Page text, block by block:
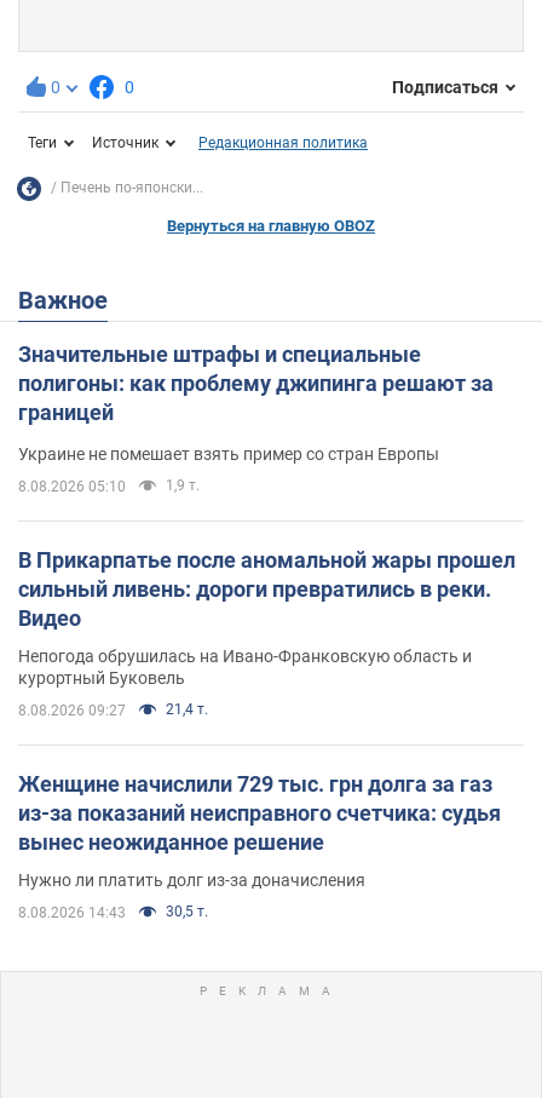
0 0 Подписаться
Теги Источник Редакционная политика
Печень по-японски...
Вернуться на главную OBOZ
Важное
Значительные штрафы и специальные
полигоны: как проблему джипинга решают за
границей
Украине не помешает взять пример со стран Европы
8.08.2026 05:10 1,9 т.
В Прикарпатье после аномальной жары прошел
сильный ливень: дороги превратились в реки.
Видео
Непогода обрушилась на Ивано-Франковскую область и
курортный Буковель
8.08.2026 09:27 21,4 т.
Женщине начислили 729 тыс. грн долга за газ
из-за показаний неисправного счетчика: судья
вынес неожиданное решение
Нужно ли платить долг из-за доначисления
8.08.2026 14:43 30,5 т.